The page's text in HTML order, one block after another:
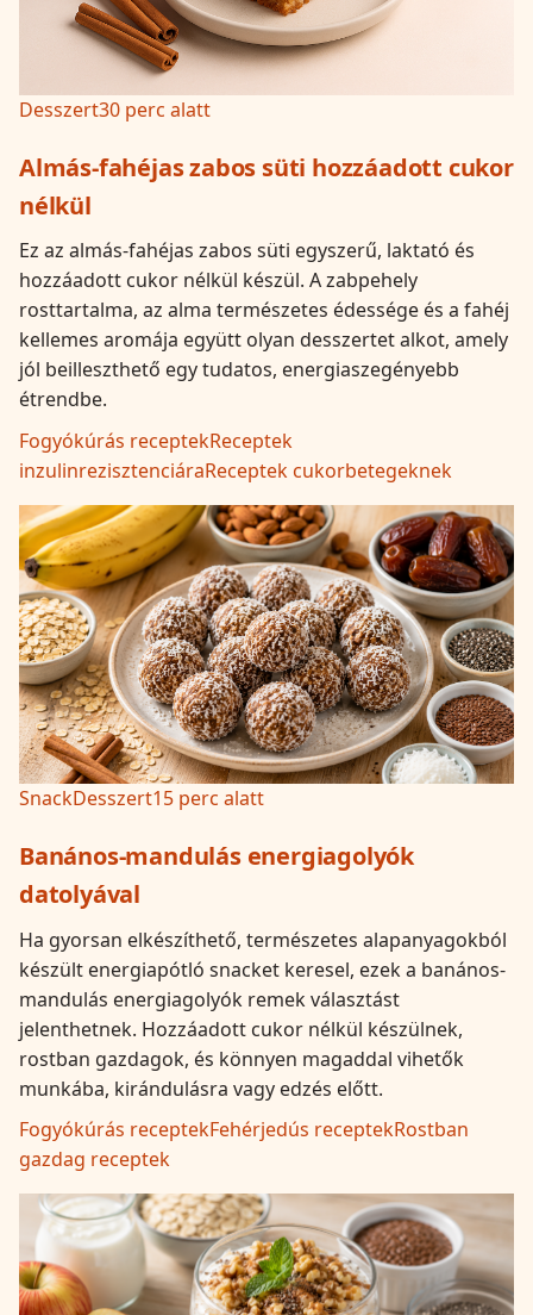
Desszert30 perc alatt
Almás-fahéjas zabos süti hozzáadott cukor
nélkül
Ez az almás-fahéjas zabos süti egyszerű, laktató és
hozzáadott cukor nélkül készül. A zabpehely
rosttartalma, az alma természetes édessége és a fahéj
kellemes aromája együtt olyan desszertet alkot, amely
jól beilleszthető egy tudatos, energiaszegényebb
étrendbe.
Fogyókúrás receptekReceptek
inzulinrezisztenciáraReceptek cukorbetegeknek
SnackDesszert15 perc alatt
Banános-mandulás energiagolyók
datolyával
Ha gyorsan elkészíthető, természetes alapanyagokból
készült energiapótló snacket keresel, ezek a banános-
mandulás energiagolyók remek választást
jelenthetnek. Hozzáadott cukor nélkül készülnek,
rostban gazdagok, és könnyen magaddal vihetők
munkába, kirándulásra vagy edzés előtt.
Fogyókúrás receptekFehérjedús receptekRostban
gazdag receptek